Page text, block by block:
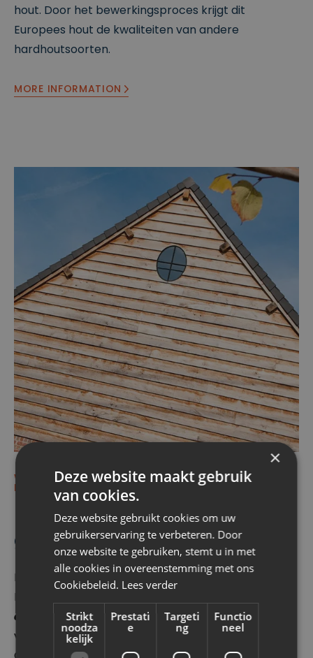
hout. Door het bewerkingsproces krijgt dit
Europees hout de kwaliteiten van andere
hardhoutsoorten.
MORE INFORMATION
WAAROM KIEZEN VOOR EEN GEVELBEKLEDING IN
HOUT?
De voordelen van een
gevelafwerking in hout
Een gevelbekleding in hout heeft tal van troeven.
Deze afwerking zorgt niet alleen voor een
authentieke, tijdloze en klassevolle uitstraling
van je woning, maar biedt nog tal van voordelen.
×
Deze website maakt gebruik
van cookies.
Deze website gebruikt cookies om uw
gebruikerservaring te verbeteren. Door
onze website te gebruiken, stemt u in met
alle cookies in overeenstemming met ons
Cookiebeleid. Lees verder
Strikt
noodza
kelijk
Prestati
e
Targeti
ng
Functio
neel